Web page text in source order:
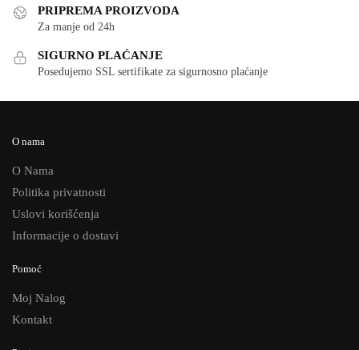
PRIPREMA PROIZVODA
Za manje od 24h
SIGURNO PLAĆANJE
Posedujemo SSL sertifikate za sigurnosno plaćanje
O nama
O Nama
Politika privatnosti
Uslovi korišćenja
Informacije o dostavi
Pomoć
Moj Nalog
Kontakt